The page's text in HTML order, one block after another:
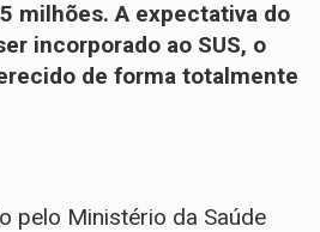
milhões. A expectativa do
incorporado ao SUS, o
de forma totalmente
pelo Ministério da Saúde